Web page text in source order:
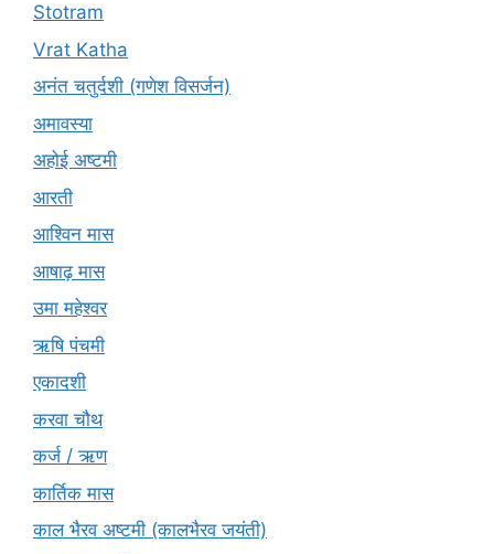
Stotram
Vrat Katha
अनंत चतुर्दशी (गणेश विसर्जन)
अमावस्या
अहोई अष्टमी
आरती
आश्विन मास
आषाढ़ मास
उमा महेश्वर
ऋषि पंचमी
एकादशी
करवा चौथ
कर्ज / ऋण
कार्तिक मास
काल भैरव अष्टमी (कालभैरव जयंती)